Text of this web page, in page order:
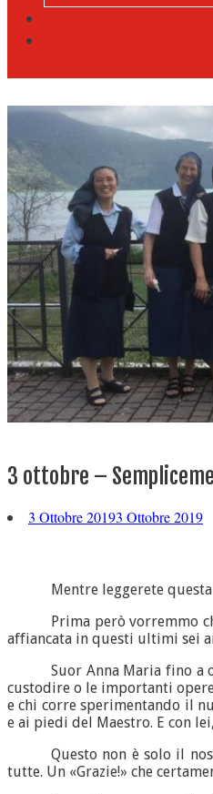
3 ottobre –
3 Ottobre 20193 Ottobre 2019
Mentre leggerete
Prima però vorremmo
affiancata in questi ultimi sei
Suor Anna Maria fino a
custodire o le importanti
e chi corre sperimentando il
e ai piedi del Maestro. E con
Questo non è solo il
tutte. Un «Grazie!» che